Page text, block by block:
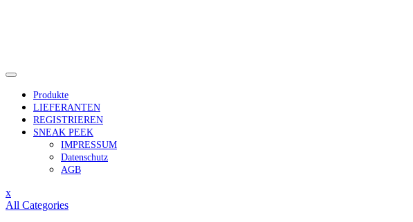
Produkte
LIEFERANTEN
REGISTRIEREN
SNEAK PEEK
IMPRESSUM
Datenschutz
AGB
xClose
Menu
All Categories